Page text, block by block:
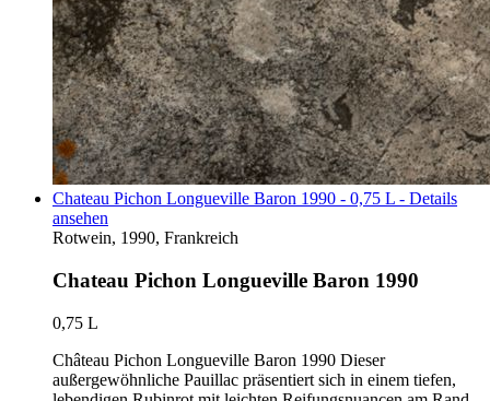
Chateau Pichon Longueville Baron 1990 - 0,75 L - Details
ansehen
Rotwein, 1990, Frankreich
Chateau Pichon Longueville Baron 1990
0,75 L
Château Pichon Longueville Baron 1990 Dieser
außergewöhnliche Pauillac präsentiert sich in einem tiefen,